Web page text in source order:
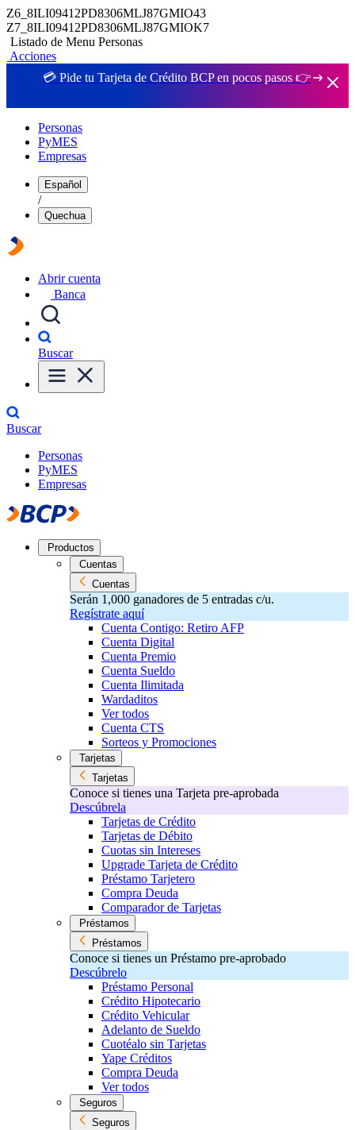
Z6_8ILI09412PD8306MLJ87GMIO43
Z7_8ILI09412PD8306MLJ87GMIOK7
Listado de Menu Personas
Acciones
💳 Pide tu Tarjeta de Crédito BCP en pocos pasos 👉
Personas
PyMES
Empresas
Español
/
Quechua
Abrir cuenta
Banca
Buscar
Buscar
Personas
PyMES
Empresas
Productos
Cuentas
Cuentas
Serán 1,000 ganadores de 5 entradas c/u.
Regístrate aquí
Cuenta Contigo: Retiro AFP
Cuenta Digital
Cuenta Premio
Cuenta Sueldo
Cuenta Ilimitada
Wardaditos
Ver todos
Cuenta CTS
Sorteos y Promociones
Tarjetas
Tarjetas
Conoce si tienes una Tarjeta pre-aprobada
Descúbrela
Tarjetas de Crédito
Tarjetas de Débito
Cuotas sin Intereses
Upgrade Tarjeta de Crédito
Préstamo Tarjetero
Compra Deuda
Comparador de Tarjetas
Préstamos
Préstamos
Conoce si tienes un Préstamo pre-aprobado
Descúbrelo
Préstamo Personal
Crédito Hipotecario
Crédito Vehicular
Adelanto de Sueldo
Cuotéalo sin Tarjetas
Yape Créditos
Compra Deuda
Ver todos
Seguros
Seguros